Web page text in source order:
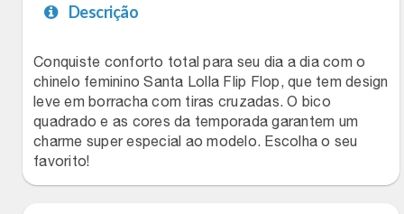
Ferramentas
Filmes
Informática
Jbl
Lity
Loccitane Au Bresil
Natura
Netshoes
Pet Love Saúde
Descrição
Conquiste conforto total para seu dia a dia com o
chinelo feminino Santa Lolla Flip Flop, que tem design
leve em borracha com tiras cruzadas. O bico
quadrado e as cores da temporada garantem um
charme super especial ao modelo. Escolha o seu
favorito!